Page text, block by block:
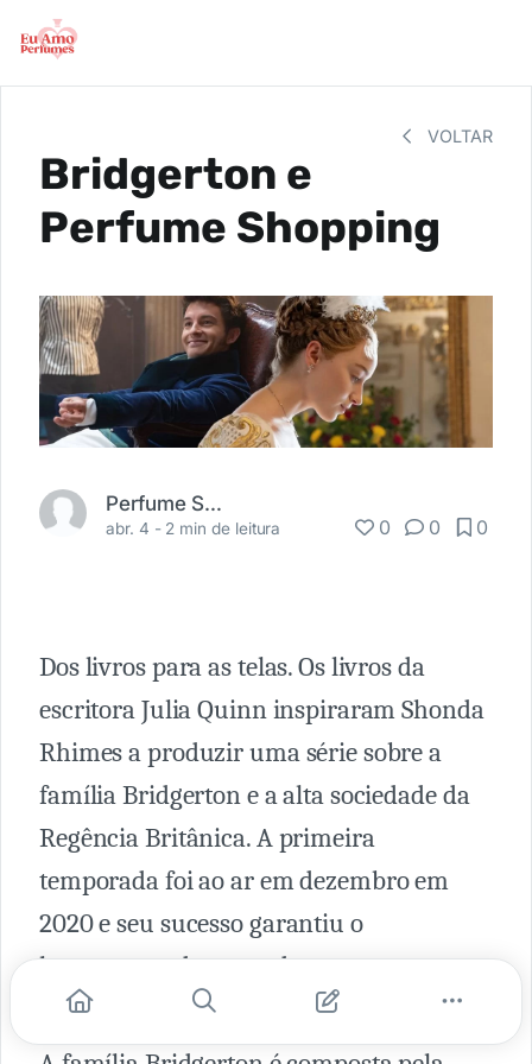
VOLTAR
Bridgerton e
Perfume Shopping
Perfume Shopping
abr. 4 - 2 min de leitura 0 0 0
Dos livros para as telas. Os livros da
escritora Julia Quinn inspiraram Shonda
Rhimes a produzir uma série sobre a
família Bridgerton e a alta sociedade da
Regência Britânica. A primeira
temporada foi ao ar em dezembro em
2020 e seu sucesso garantiu o
lançamento da segunda, agora em março
de 2022.